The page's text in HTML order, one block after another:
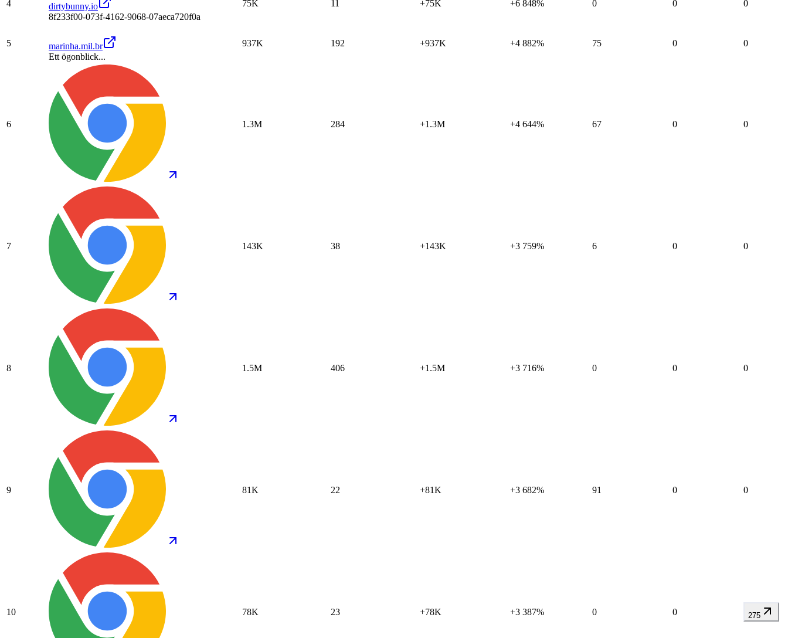
4
dirtybunny.io
8f233f00-073f-4162-9068-07aeca720f0a
75K 11 +75K +6 848% 0 0 0
5
marinha.mil.br
Ett ögonblick...
937K 192 +937K +4 882% 75 0 0
6 1.3M 284 +1.3M +4 644% 67 0 0
7 143K 38 +143K +3 759% 6 0 0
8 1.5M 406 +1.5M +3 716% 0 0 0
9 81K 22 +81K +3 682% 91 0 0
10 78K 23 +78K +3 387% 0 0 275